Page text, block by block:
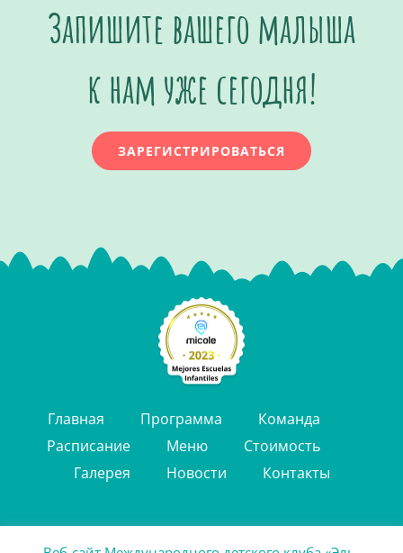
Запишите вашего малыша
к нам уже сегодня!
ЗАРЕГИСТРИРОВАТЬСЯ
Главная Программа
Команда
Расписание
Меню
Стоимость
Галерея
Новости Контакты